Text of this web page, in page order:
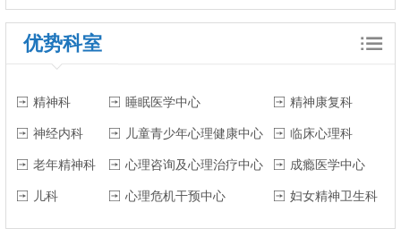
优势科室
精神科 睡眠医学中心 精神康复科
神经内科 儿童青少年心理健康中心 临床心理科
老年精神科 心理咨询及心理治疗中心 成瘾医学中心
儿科 心理危机干预中心 妇女精神卫生科